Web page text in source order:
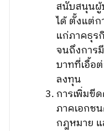
สนับสนุนผู้
ได้ ตั้งแต่ก
แก่ภาคธุร
จนถึงการ
บาทที่เอื้อ
ลงทุน
การเพิ่มขี
ภาคเอกช
กฎหมาย